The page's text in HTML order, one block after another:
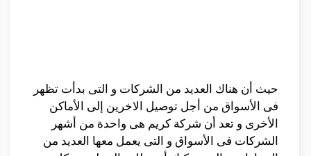
حيث أن هناك العديد من الشركات و التى بدأت تظهر
فى الأسواق من أجل توصيل الاخرين إلى الأماكن
الأخرى و تعد أن شركة كريم هى واحدة من أشهر
الشركات فى الأسواق و التى يعمل معها العديد من